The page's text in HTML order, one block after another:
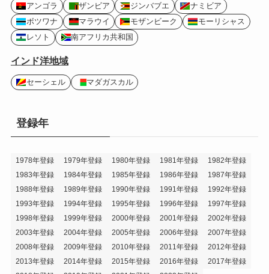
アンゴラ ザンビア ジンバブエ
ナミビア
ボツワナ
マラウイ モザンビーク
モーリシャス
レソト
南アフリカ共和国
インド洋地域
セーシェル マダガスカル
登録年
1978年登録 1979年登録 1980年登録 1981年登録
1982年登録
1983年登録
1984年登録 1985年登録 1986年登録
1987年登録
1988年登録
1989年登録 1990年登録 1991年登録
1992年登録
1993年登録
1994年登録 1995年登録 1996年登録
1997年登録
1998年登録
1999年登録 2000年登録 2001年登録
2002年登録
2003年登録
2004年登録 2005年登録 2006年登録
2007年登録
2008年登録
2009年登録 2010年登録 2011年登録
2012年登録
2013年登録
2014年登録 2015年登録 2016年登録
2017年登録